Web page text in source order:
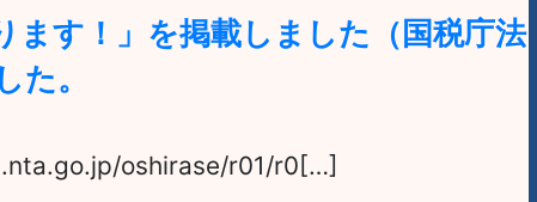
ます！」を掲載しました（国税庁法
た。
oshirase/r01/r0[…]